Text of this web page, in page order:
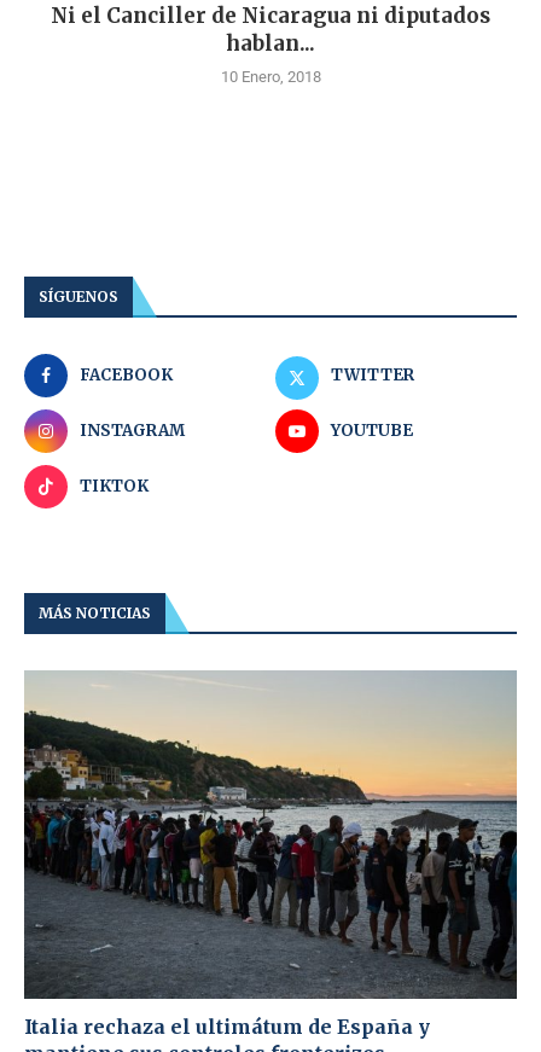
Ni el Canciller de Nicaragua ni diputados
hablan...
10 Enero, 2018
SÍGUENOS
FACEBOOK TWITTER
INSTAGRAM YOUTUBE
TIKTOK
MÁS NOTICIAS
Italia rechaza el ultimátum de España y